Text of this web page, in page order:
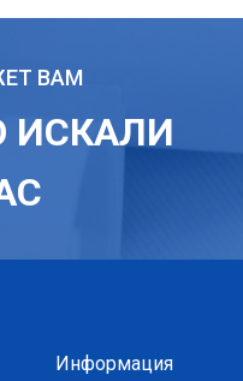
ВАМ
ИСКАЛИ
Информация